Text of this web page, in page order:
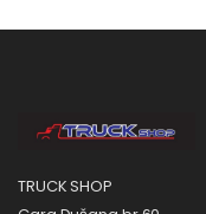
TRUCK SHOP